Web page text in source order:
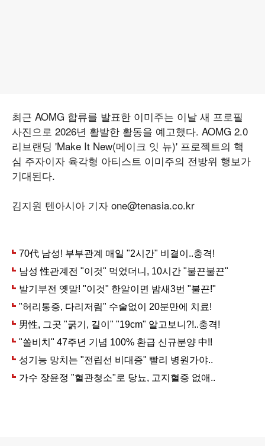
최근 AOMG 합류를 발표한 이미주는 이날 새 프로필
사진으로 2026년 활발한 활동을 예고했다. AOMG 2.0
리브랜딩 'Make It New(메이크 잇 뉴)' 프로젝트의 핵
심 주자이자 육각형 아티스트 이미주의 전방위 행보가
기대된다.
김지원 텐아시아 기자 one@tenasia.co.kr